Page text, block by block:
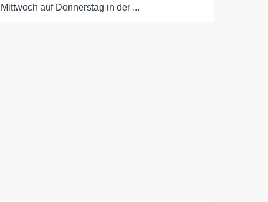
Mittwoch auf Donnerstag in der ...